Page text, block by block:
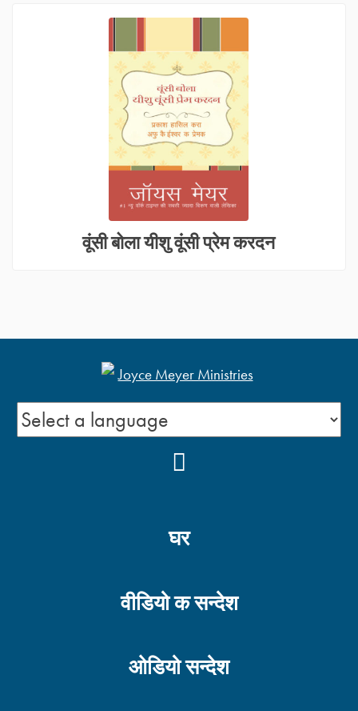
वूंसी बोला यीशु वूंसी प्रेम करदन
घर
वीडियो क सन्देश
ओडियो सन्देश